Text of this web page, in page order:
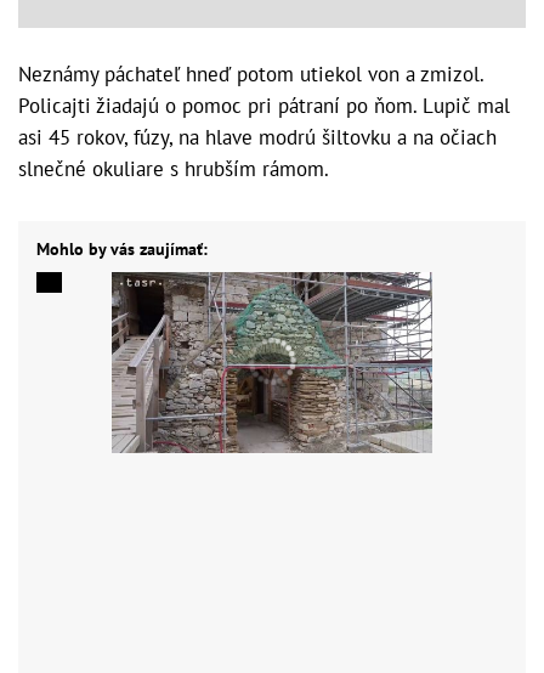
Neznámy páchateľ hneď potom utiekol von a zmizol.
Policajti žiadajú o pomoc pri pátraní po ňom. Lupič mal
asi 45 rokov, fúzy, na hlave modrú šiltovku a na očiach
slnečné okuliare s hrubším rámom.
Mohlo by vás zaujímať: